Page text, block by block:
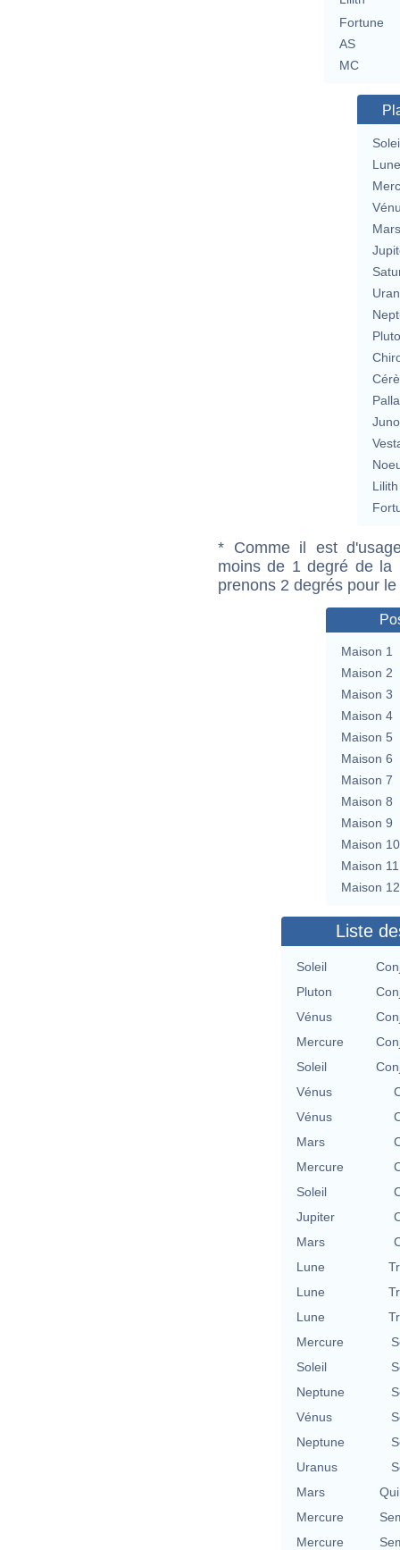
Fortune
AS
MC
Lune
Mars
Lilith
* Comme il est
moins de 1 degré de la
prenons 2 degrés pour
Maison 1
Maison 2
Maison 3
Maison 4
Maison 5
Maison 6
Maison 7
Maison 8
Maison 9
Maison 10
Maison 11
Maison 12
Liste
Soleil
Pluton
Vénus
Mercure
Soleil
Vénus
Vénus
Mars
Mercure
Soleil
Jupiter
Mars
Lune
Lune
Lune
Mercure
Soleil
Neptune
Vénus
Neptune
Uranus
Mars
Mercure
Mercure